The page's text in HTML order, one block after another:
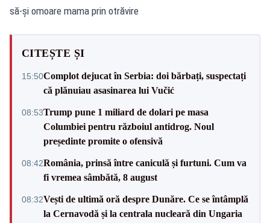
să-și omoare mama prin otrăvire
CITEȘTE ȘI
15:50Complot dejucat în Serbia: doi bărbați, suspectați
că plănuiau asasinarea lui Vučić
08:53Trump pune 1 miliard de dolari pe masa
Columbiei pentru războiul antidrog. Noul
președinte promite o ofensivă
08:42România, prinsă între caniculă și furtuni. Cum va
fi vremea sâmbătă, 8 august
08:32Vești de ultimă oră despre Dunăre. Ce se întâmplă
la Cernavodă și la centrala nucleară din Ungaria